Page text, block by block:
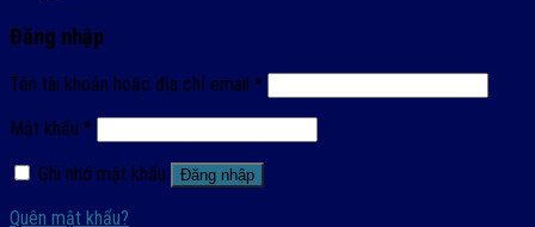
Đăng nhập
Tên tài khoản hoặc địa chỉ email *
Mật khẩu *
Ghi nhớ mật khẩu
Đăng nhập
Quên mật khẩu?